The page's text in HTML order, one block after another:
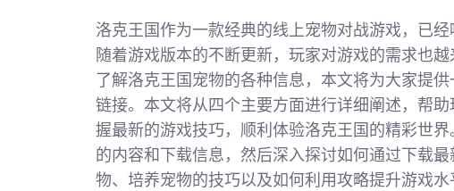
洛克王国作为一款经典的线上宠物对战游戏，已
随着游戏版本的不断更新，玩家对游戏的需求也
了解洛克王国宠物的各种信息，本文将为大家提
链接。本文将从四个主要方面进行详细阐述，帮
握最新的游戏技巧，顺利体验洛克王国的精彩世
的内容和下载信息，然后深入探讨如何通过下载
物、培养宠物的技巧以及如何利用攻略提升游戏